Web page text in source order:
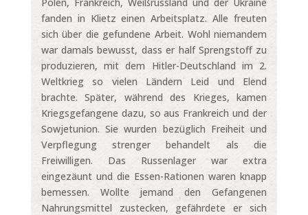
fanden in Klietz einen Arbeitsplatz. Alle freuten
sich über die gefundene Arbeit. Wohl niemandem
war damals bewusst, dass er half Sprengstoff zu
produzieren, mit dem Hitler-Deutschland im 2.
Weltkrieg so vielen Ländern Leid und Elend
brachte. Später, während des Krieges, kamen
Kriegsgefangene dazu, so aus Frankreich und der
Sowjetunion. Sie wurden bezüglich Freiheit und
Verpflegung strenger behandelt als die
Freiwilligen. Das Russenlager war extra
eingezäunt und die Essen-Rationen waren knapp
bemessen. Wollte jemand den Gefangenen
Nahrungsmittel zustecken, gefährdete er sich